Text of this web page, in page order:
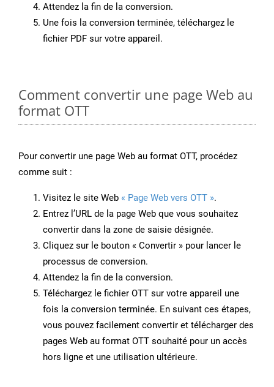
Attendez la fin de la conversion.
Une fois la conversion terminée, téléchargez le
fichier PDF sur votre appareil.
Comment convertir une page Web au
format OTT
Pour convertir une page Web au format OTT, procédez
comme suit :
Visitez le site Web « Page Web vers OTT ».
Entrez l’URL de la page Web que vous souhaitez
convertir dans la zone de saisie désignée.
Cliquez sur le bouton « Convertir » pour lancer le
processus de conversion.
Attendez la fin de la conversion.
Téléchargez le fichier OTT sur votre appareil une
fois la conversion terminée. En suivant ces étapes,
vous pouvez facilement convertir et télécharger des
pages Web au format OTT souhaité pour un accès
hors ligne et une utilisation ultérieure.